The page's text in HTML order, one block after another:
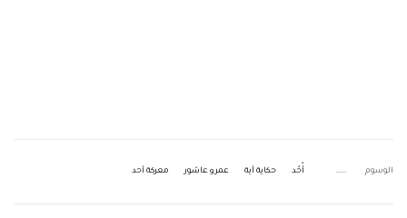
الوسوم أُحُد حكاية آية عمرو عاشور معركة أحد